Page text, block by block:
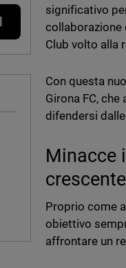
significativo
collaborazione
Club volto alla
Con questa
Girona FC,
difendersi
Minacce
crescente
Proprio come
obiettivo
affrontare un